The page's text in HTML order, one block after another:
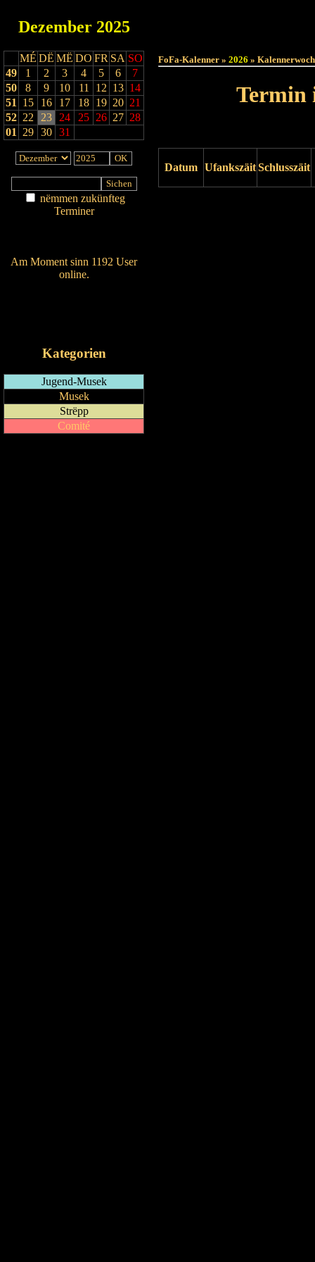
Dezember 2025
MÉ DË MË DO FR SA SO
49
1 2 3 4 5 6
7
50
8 9 10 11 12 13 14
51
15 16 17 18 19 20 21
52 22 23 24 25 26 27 28
01
29 30 31
nëmmen zukünfteg
Terminer
Am Moment sinn 1192 User
online.
Kategorien
Jugend-Musek
Musek
Strëpp
Comité
FoFa-Kalenner » 2026 »
Termin
Datum UfankszäitSchlusszäit